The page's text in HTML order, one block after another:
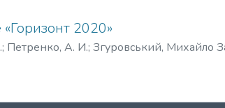
2020»
; Петренко, А. И.; Згуровський, Михайло